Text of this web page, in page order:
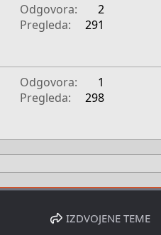
Odgovora
2
Pregleda
291
Odgovora
1
Pregleda
298
IZDVOJENE TEME